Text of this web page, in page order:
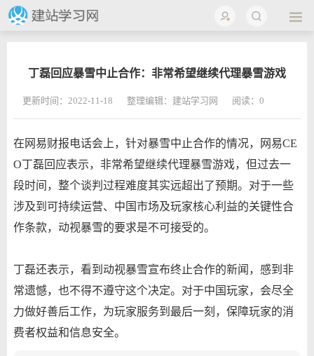
丁磊回应暴雪中止合作：非常希望继续代理暴雪游戏
更新时间：2022-11-18 整理编辑：建站学习网 阅读： 0
在网易财报电话会上，针对暴雪中止合作的情况，网易CE
O丁磊回应表示，非常希望继续代理暴雪游戏，但过去一
段时间，整个谈判过程难度其实远超出了预期。对于一些
涉及到可持续运营、中国市场及玩家核心利益的关键性合
作条款，动视暴雪的要求是不可接受的。
丁磊还表示，看到动视暴雪宣布终止合作的新闻，感到非
常遗憾，也不得不遵守这个决定。对于中国玩家，会尽全
力做好善后工作，为玩家服务到最后一刻，保障玩家的消
费者权益和信息安全。